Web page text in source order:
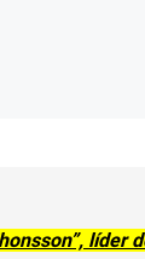
líder